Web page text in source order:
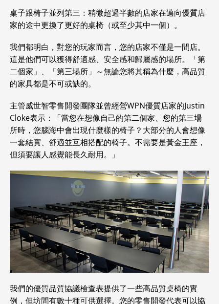
桌子跟椅子並列第三：稍微超過半數的店家在邁向優質店
家的途中更換了更好的桌椅（或至少其中一個）。
我們都明白，對您的玩家而言，您的店家不僅是一間店。
這是他們可以獲得舒適感、安全感和歸屬感的場所。「第
二個家」、「第三場所」～無論您將其稱為什麼，高品質
的家具都是不可或缺的。
主管威世智零售開發團隊並曾經營WPN優質店家的Justin
Cloke表示：「當您在想像自己的第二個家、您的第三場
所時，您腦海中會出現什麼樣的椅子？大部分的人會想像
一套結實、舒適並互相搭配的椅子。不需要是黃金王座，
但須要讓人感覺能長久耐用。」
我們的優質品質協議檢查表提供了一些高品質桌椅的實
例，但坊間有數十種可供選擇。您的零售開發代表可以協